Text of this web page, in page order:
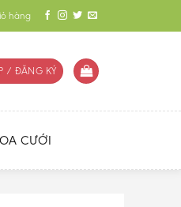
hàng
/ ĐĂNG KÝ
CƯỚI